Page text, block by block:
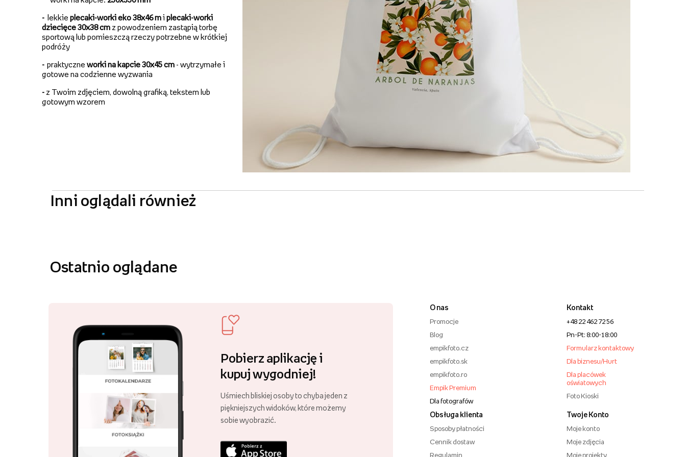
- lekkie plecaki-worki eko 38x46 mi plecaki-worki
dziecięce 30x38 cm z powodzeniem zastąpią torbę
sportową lub pomieszczą rzeczy potrzebne w krótkiej
podróży
- praktyczne worki na kapcie 30x45 cm - wytrzymałe i
gotowe na codzienne wyzwania
- z Twoim zdjęciem, dowolną grafiką, tekstem lub
gotowym wzorem
Inni oglądali również
Ostatnio oglądane
Pobierz aplikację i
kupuj wygodniej!
Uśmiech bliskiej osoby to chyba jeden z
piękniejszych widoków, które możemy
sobie wyobrazić.
O nas
Promocje
Blog
empikfoto.cz
empikfoto.sk
empikfoto.ro
Empik Premium
Dla fotografów
Obsługa klienta
Sposoby płatności
Cennik dostaw
Regulamin
Kontakt
+48 22 462 72 56
Pn-Pt: 8:00-18:00
Formularz kontaktowy
Dla biznesu/Hurt
Dla placówek
oświatowych
Foto Kioski
Twoje Konto
Moje konto
Moje zdjęcia
Moje projekty